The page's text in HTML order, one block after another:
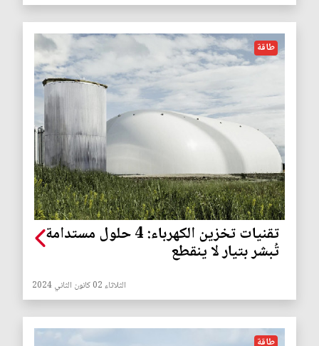
طاقة
تقنيات تخزين الكهرباء: 4 حلول مستدامة
تُبشر بتيار لا ينقطع
الثلاثاء 02 كانون الثاني 2024
طاقة